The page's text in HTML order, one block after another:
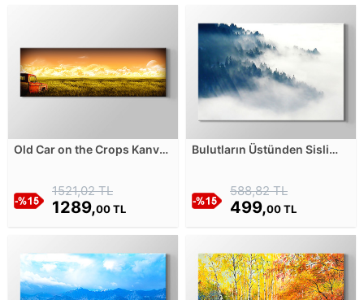
Old Car on the Crops Kanvas
1521,02 TL
1289,00 TL
Bulutların Üstünden Sisli
588,82 TL
499,00 TL